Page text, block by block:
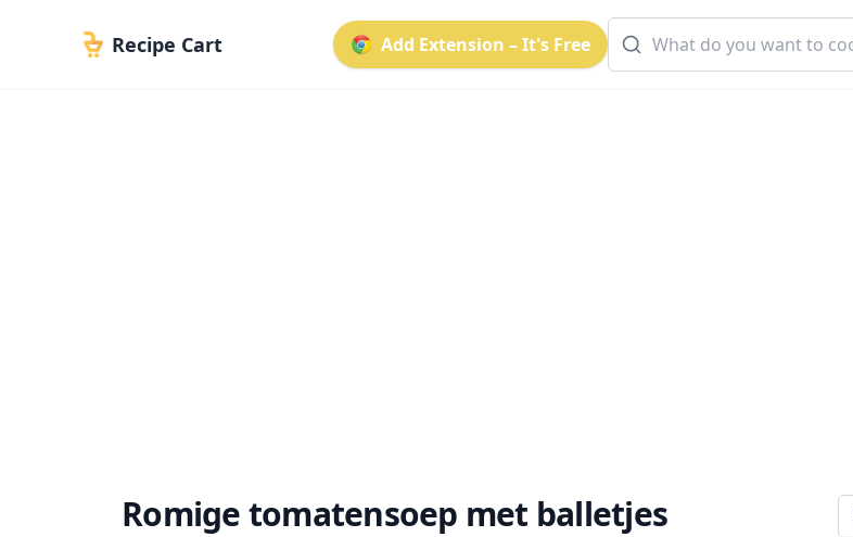
Recipe Cart Add Extension – It's Free
Romige tomatensoep met balletjes